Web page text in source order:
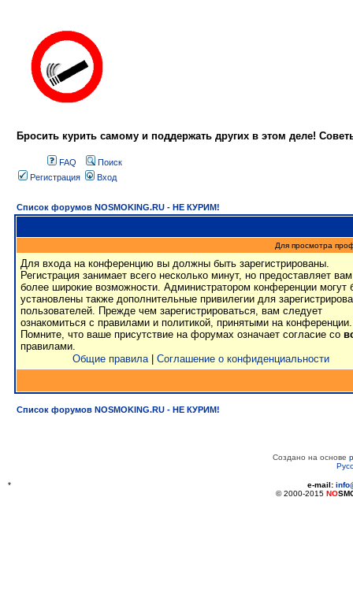
Бросить курить самому и поддержать других в этом деле!
FAQ
Поиск
Регистрация
Вход
Список форумов NOSMOKING.RU - НЕ КУРИМ!
Для просмотра
Для входа на конференцию вы должны быть зарегистрированы.
Регистрация занимает всего несколько минут, но предоставляет вам
более широкие возможности. Администратором конференции могут
установлены также дополнительные привилегии для
пользователей. Прежде чем зарегистрироваться, вам следует
ознакомиться с правилами и политикой, принятыми на конференции.
Помните, что ваше присутствие на форумах означает согласие со
правилами.
Общие правила| Соглашение о конфиденциальности
Список форумов NOSMOKING.RU - НЕ КУРИМ!
Создано на основе
* e-mail:
© 2000-2015 NO